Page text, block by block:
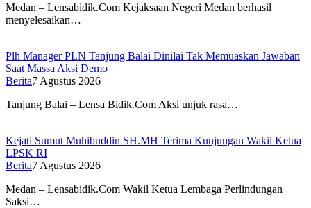
Medan – Lensabidik.Com Kejaksaan Negeri Medan berhasil
menyelesaikan…
Plh Manager PLN Tanjung Balai Dinilai Tak Memuaskan Jawaban
Saat Massa Aksi Demo
Berita7 Agustus 2026
Tanjung Balai – Lensa Bidik.Com Aksi unjuk rasa…
Kejati Sumut Muhibuddin SH.MH Terima Kunjungan Wakil Ketua
LPSK RI
Berita7 Agustus 2026
Medan – Lensabidik.Com Wakil Ketua Lembaga Perlindungan
Saksi…